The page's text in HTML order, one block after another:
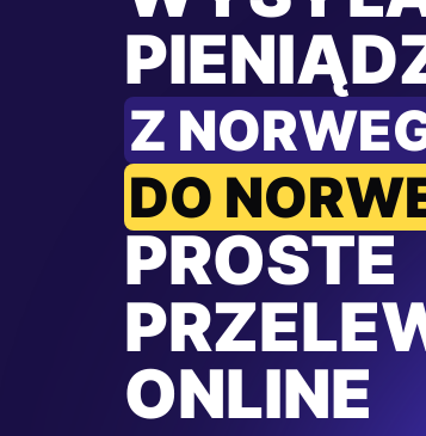
Z
DO
PROSTE
ONLINE